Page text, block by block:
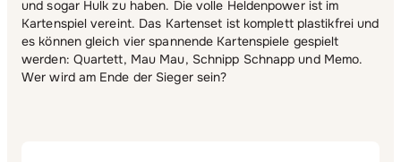
und sogar Hulk zu haben. Die volle Heldenpower ist im
Kartenspiel vereint. Das Kartenset ist komplett plastikfrei und
es können gleich vier spannende Kartenspiele gespielt
werden: Quartett, Mau Mau, Schnipp Schnapp und Memo.
Wer wird am Ende der Sieger sein?